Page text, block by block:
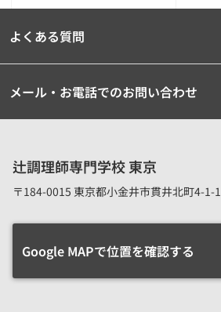
よくある質問
メール・お電話でのお問い合わせ
辻調理師専門学校 東京
〒184-0015 東京都小金井市貫井北町4-1-1
Google MAPで位置を確認する